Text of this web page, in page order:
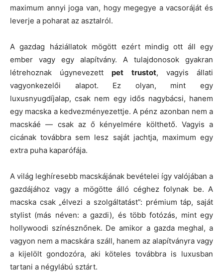
maximum annyi joga van, hogy megegye a vacsoráját és
leverje a poharat az asztalról.
A gazdag háziállatok mögött ezért mindig ott áll egy
ember vagy egy alapítvány. A tulajdonosok gyakran
létrehoznak úgynevezettpet trustot, vagyis állati
vagyonkezelői alapot. Ez olyan, mint egy
luxusnyugdíjalap, csak nem egy idős nagybácsi, hanem
egy macska a kedvezményezettje. A pénz azonban nem a
macskáé — csak az ő kényelmére költhető. Vagyis a
cicának továbbra sem lesz saját jachtja, maximum egy
extra puha kaparófája.
A világ leghíresebb macskájának bevételei így valójában a
gazdájához vagy a mögötte álló céghez folynak be. A
macska csak „élvezi a szolgáltatást”: prémium táp, saját
stylist (más néven: a gazdi), és több fotózás, mint egy
hollywoodi színésznőnek. De amikor a gazda meghal, a
vagyon nem a macskára száll, hanem az alapítványra vagy
a kijelölt gondozóra, aki köteles továbbra is luxusban
tartani a négylábú sztárt.